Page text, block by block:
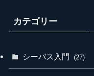
カテゴリー
シーバス入門 (27)